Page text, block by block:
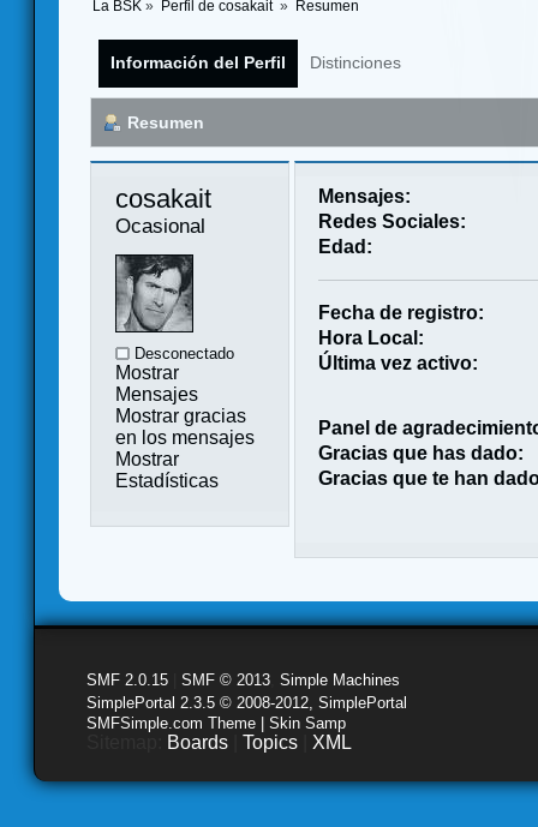
La BSK » Perfil de cosakait » Resumen
Información del Perfil Distinciones
Resumen
cosakait
Ocasional
Desconectado
Mostrar
Mensajes
Mostrar gracias
en los mensajes
Mostrar
Estadísticas
Mensajes:
Redes Sociales:
Edad:
Fecha de registro:
Hora Local:
Última vez activo:
Panel de
Gracias que has dado:
Gracias que te han
SMF 2.0.15 SMF © 2013 Simple Machines
SimplePortal 2.3.5 © 2008-2012, SimplePortal
SMFSimple.com Theme | Skin Samp
Boards Topics XML